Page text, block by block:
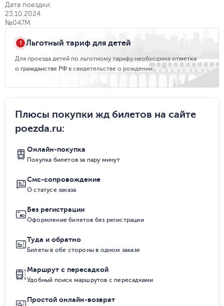
Дата поездки:
23.10.2024
№047М
Льготный тариф для детей
Для проезда детей по льготному тарифу необходима отметка
о гражданстве РФ в свидетельстве о рождении.
Плюсы покупки жд билетов на сайте
poezda.ru:
Онлайн-покупка
Покупка билетов за пару минут
Смс-сопровождение
О статусе заказа
Без регистрации
Оформление билетов без регистрации
Туда и обратно
Билеты в обе стороны в одном заказе
Маршрут с пересадкой
Удобный поиск маршрутов с пересадками
Простой онлайн-возврат